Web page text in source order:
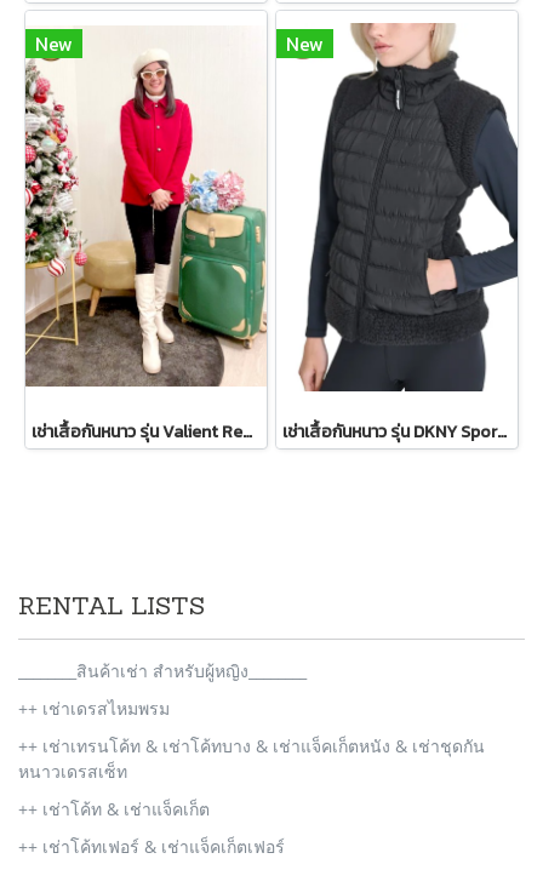
New
เช่าเสื้อกันหนาว รุ่น Valient Red PeaCoat 2110GCL1689FARE1
New
เช่าเสื้อกันหนาว รุ่น DKNY Sport Sherpa-Trim Puffer Vest WINTERCLOTHFA0297
RENTAL LISTS
________สินค้าเช่า สำหรับผู้หญิง________
++ เช่าเดรสไหมพรม
++ เช่าเทรนโค้ท & เช่าโค้ทบาง & เช่าแจ็คเก็ตหนัง & เช่าชุดกัน
หนาวเดรสเซ็ท
++ เช่าโค้ท & เช่าแจ็คเก็ต
++ เช่าโค้ทเฟอร์ & เช่าแจ็คเก็ตเฟอร์